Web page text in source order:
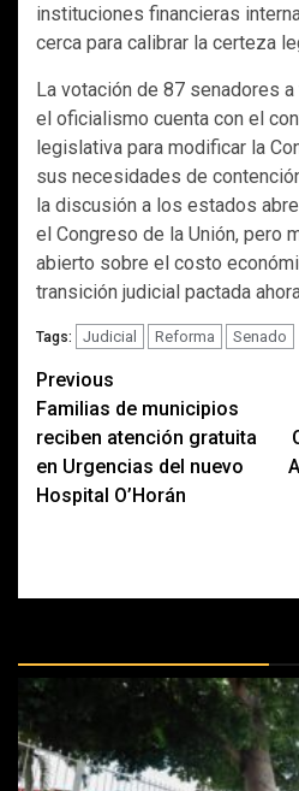
instituciones financieras
cerca para calibrar la certeza
La votación de 87 senadores
el oficialismo cuenta con el
legislativa para modificar la
sus necesidades de
la discusión a los estados
el Congreso de la Unión, pero
abierto sobre el costo
transición judicial pactada
Tags: Judicial Reforma Senado
Post
navigation
Previous
Familias de municipios
reciben atención gratuita
en Urgencias del nuevo
Hospital O’Horán